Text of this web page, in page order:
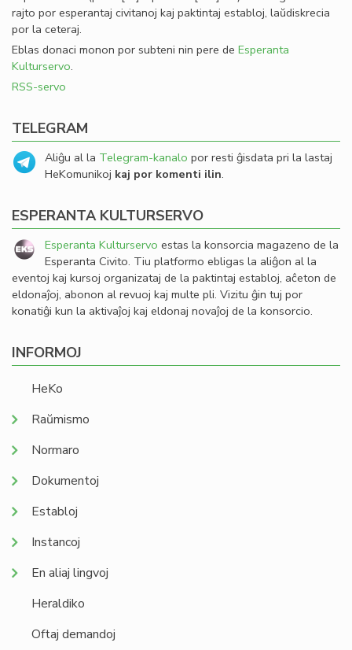
rajto por esperantaj civitanoj kaj paktintaj establoj, laŭdiskrecia
por la ceteraj.
Eblas donaci monon por subteni nin pere de Esperanta
Kulturservo.
RSS-servo
TELEGRAM
Aliĝu al la Telegram-kanalo por resti ĝisdata pri la lastaj
HeKomunikoj kaj por komenti ilin.
ESPERANTA KULTURSERVO
Esperanta Kulturservo estas la konsorcia magazeno de la
Esperanta Civito. Tiu platformo ebligas la aliĝon al la
eventoj kaj kursoj organizataj de la paktintaj establoj, aĉeton de
eldonaĵoj, abonon al revuoj kaj multe pli. Vizitu ĝin tuj por
konatiĝi kun la aktivaĵoj kaj eldonaj novaĵoj de la konsorcio.
INFORMOJ
HeKo
Raŭmismo
Normaro
Dokumentoj
Establoj
Instancoj
En aliaj lingvoj
Heraldiko
Oftaj demandoj